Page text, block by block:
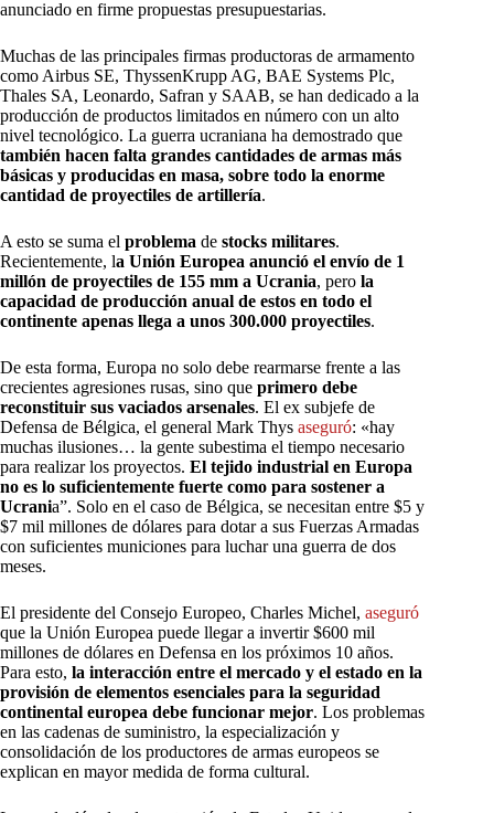
anunciado en firme propuestas presupuestarias.
Muchas de las principales firmas productoras de armamento
como Airbus SE, ThyssenKrupp AG, BAE Systems Plc,
Thales SA, Leonardo, Safran y SAAB, se han dedicado a la
producción de productos limitados en número con un alto
nivel tecnológico. La guerra ucraniana ha demostrado que
también hacen falta grandes cantidades de armas más
básicas y producidas en masa, sobre todo la enorme
cantidad de proyectiles de artillería.
A esto se suma el problema de stocks militares.
Recientemente, la Unión Europea anunció el envío de 1
millón de proyectiles de 155 mm a Ucrania, pero la
capacidad de producción anual de estos en todo el
continente apenas llega a unos 300.000 proyectiles.
De esta forma, Europa no solo debe rearmarse frente a las
crecientes agresiones rusas, sino que primero debe
reconstituir sus vaciados arsenales. El ex subjefe de
Defensa de Bélgica, el general Mark Thys aseguró: «hay
muchas ilusiones… la gente subestima el tiempo necesario
para realizar los proyectos. El tejido industrial en Europa
no es lo suficientemente fuerte como para sostener a
Ucrania”. Solo en el caso de Bélgica, se necesitan entre $5 y
$7 mil millones de dólares para dotar a sus Fuerzas Armadas
con suficientes municiones para luchar una guerra de dos
meses.
El presidente del Consejo Europeo, Charles Michel, aseguró
que la Unión Europea puede llegar a invertir $600 mil
millones de dólares en Defensa en los próximos 10 años.
Para esto, la interacción entre el mercado y el estado en la
provisión de elementos esenciales para la seguridad
continental europea debe funcionar mejor. Los problemas
en las cadenas de suministro, la especialización y
consolidación de los productores de armas europeos se
explican en mayor medida de forma cultural.